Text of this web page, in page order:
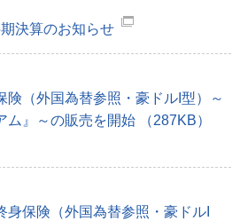
決算のお知らせ
険（外国為替参照・豪ドルI型）～
』～の販売を開始 （287KB）
身保険（外国為替参照・豪ドルI